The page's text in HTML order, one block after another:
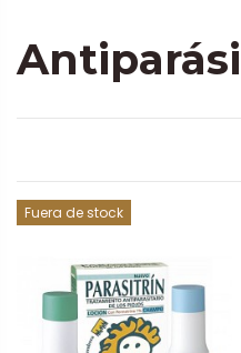
Fuera de stock